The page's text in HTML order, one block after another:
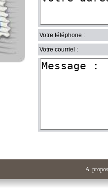
Votre téléphone :
Votre courriel :
A propos